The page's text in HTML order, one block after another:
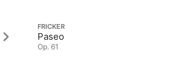
FRICKER
Paseo
Op. 61